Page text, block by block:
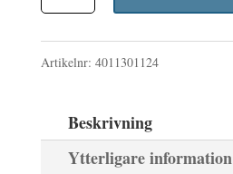
BORD
210
X
mängd
Artikelnr: 4011301124
Beskrivning
Ytterligare information